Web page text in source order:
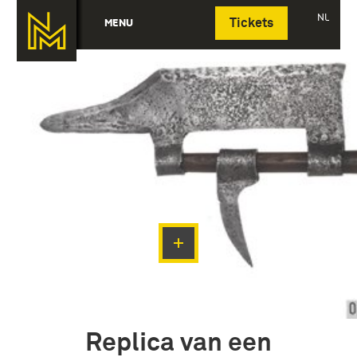
MENU Tickets NL
Deutsch
Replica van een